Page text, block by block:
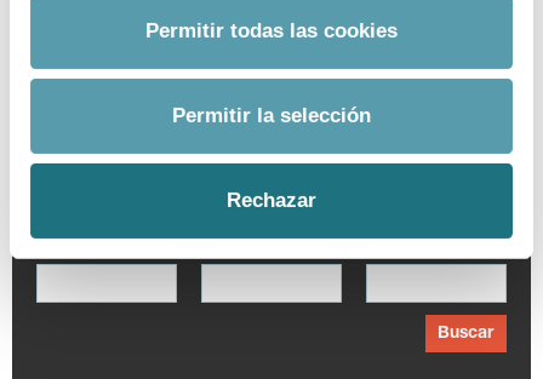
Permitir todas las cookies
Permitir la selección
Rechazar
Buscar